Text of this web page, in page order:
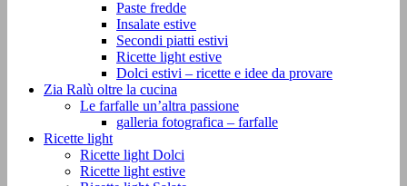
Paste fredde
Insalate estive
Secondi piatti estivi
Ricette light estive
Dolci estivi – ricette e idee da provare
Zia Ralù oltre la cucina
Le farfalle un’altra passione
galleria fotografica – farfalle
Ricette light
Ricette light Dolci
Ricette light estive